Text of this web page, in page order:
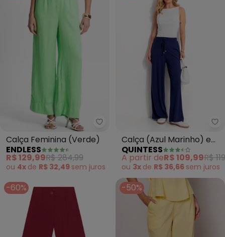
Endless - Calça Feminina
Calça Feminina (Verde)
ENDLESS
R$ 129,99R$ 284,99
ou 4x de R$ 32,49 sem juros
Calça (Azul Marinho) em
Malha Canelada
QUINTESS
A partir deR$ 109,99R$
ou 3x de R$ 36,66 sem juros
-60% -50%